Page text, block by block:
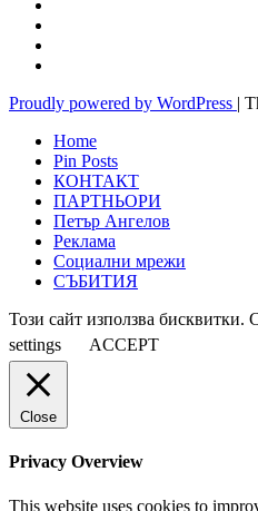
Proudly powered by WordPress |
Home
Pin Posts
КОНТАКТ
ПАРТНЬОРИ
Петър Ангелов
Реклама
Социални мрежи
СЪБИТИЯ
Този сайт използва бисквитки.
settings
ACCEPT
Close
Privacy Overview
This website uses cookies to